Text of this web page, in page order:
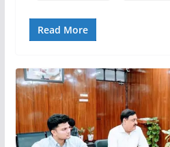
Read More